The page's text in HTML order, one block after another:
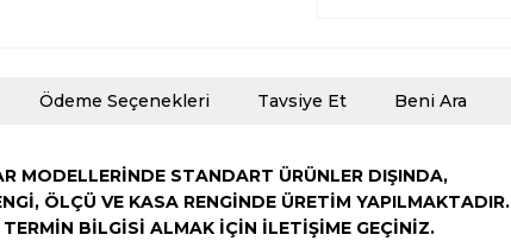
Ödeme Seçenekleri Tavsiye Et Beni Ara
MODELLERİNDE STANDART ÜRÜNLER DIŞINDA,
ÖLÇÜ VE KASA RENGİNDE ÜRETİM YAPILMAKTADIR.
TERMİN BİLGİSİ ALMAK İÇİN İLETİŞİME GEÇİNİZ.